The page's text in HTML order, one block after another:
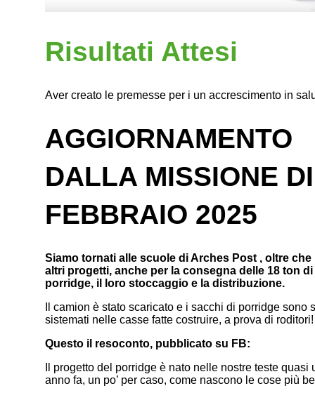
Risultati Attesi
Aver creato le premesse per i un accrescimento in
AGGIORNAMENTO
DALLA MISSIONE DI
FEBBRAIO 2025
Siamo tornati alle scuole di Arches Post , oltre che
altri progetti, anche per la consegna delle 18 ton di
porridge, il loro stoccaggio e la distribuzione.
Il camion è stato scaricato e i sacchi di porridge sono
sistemati nelle casse fatte costruire, a prova di roditori!
Questo il resoconto, pubblicato su FB:
Il progetto del porridge è nato nelle nostre teste quasi
anno fa, un po’ per caso, come nascono le cose più